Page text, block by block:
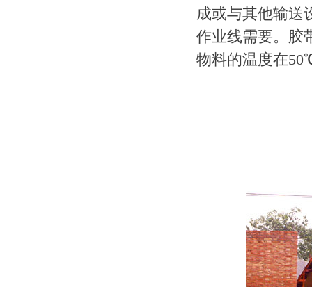
成或与其他输送
作业线需要。胶
物料的温度在